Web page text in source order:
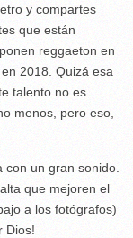
y compartes
que están
reggaeton en
2018. Quizá esa
talento no es
menos, pero eso,
con un gran sonido.
que mejoren el
a los fotógrafos)
Dios!